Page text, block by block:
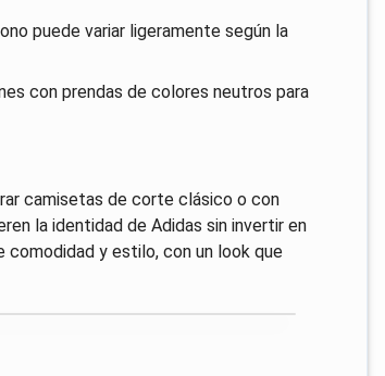
puede variar ligeramente según la
con prendas de colores neutros para
camisetas de corte clásico o con
la identidad de Adidas sin invertir en
comodidad y estilo, con un look que